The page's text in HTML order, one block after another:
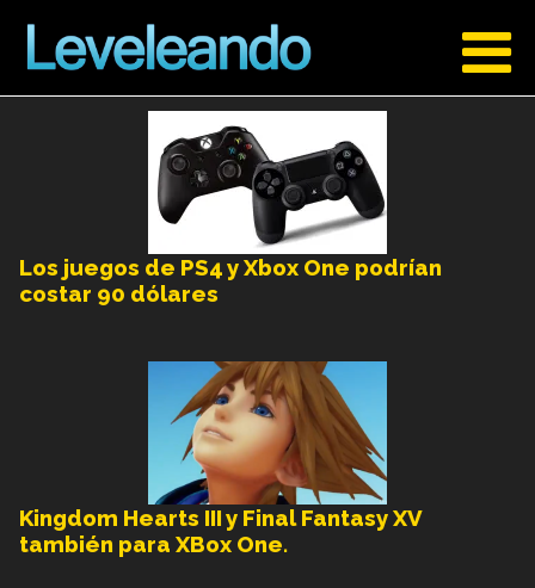
Los juegos de PS4 y Xbox One podrían
costar 90 dólares
Kingdom Hearts III y Final Fantasy XV
también para XBox One.